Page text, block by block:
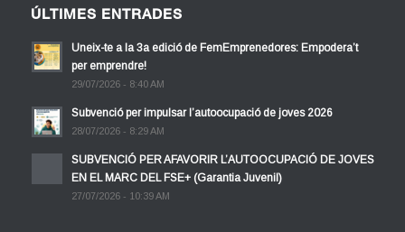
ÚLTIMES ENTRADES
Uneix-te a la 3a edició de FemEmprenedores: Empodera’t
per emprendre!
29/07/2026 - 8:40 AM
Subvenció per impulsar l’autoocupació de joves 2026
28/07/2026 - 8:29 AM
SUBVENCIÓ PER AFAVORIR L’AUTOOCUPACIÓ DE JOVES
EN EL MARC DEL FSE+ (Garantia Juvenil)
27/07/2026 - 10:39 AM